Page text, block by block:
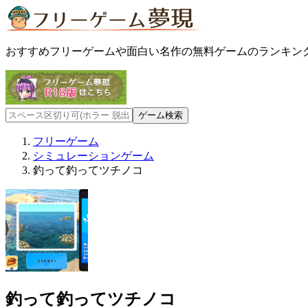
おすすめフリーゲームや面白い名作の無料ゲームのランキン
フリーゲーム
シミュレーションゲーム
釣って釣ってツチノコ
釣って釣ってツチノコ